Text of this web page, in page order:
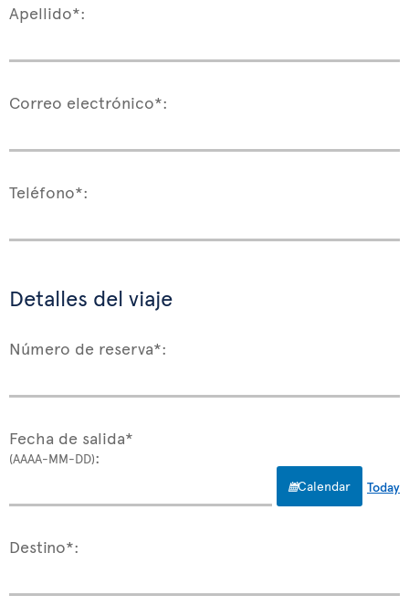
Apellido*:
Correo electrónico*:
Teléfono*:
Detalles del viaje
Número de reserva*:
Fecha de salida*
(AAAA-MM-DD):
Calendar Today
Destino*: